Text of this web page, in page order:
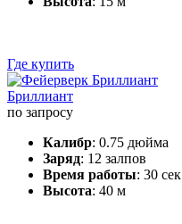
Где купить
Бриллиант
по запросу
Калибр: 0.75 дюйма
Заряд: 12 залпов
Время работы: 30 сек
Высота: 40 м